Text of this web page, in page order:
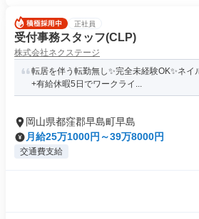
正社員
受付事務スタッフ(CLP)
株式会社ネクステージ
転居を伴う転勤無し✨完全未経験OK✨ネイ
+有給休暇5日でワークライ...
岡山県都窪郡早島町早島
月給25万1000円～39万8000円
交通費支給